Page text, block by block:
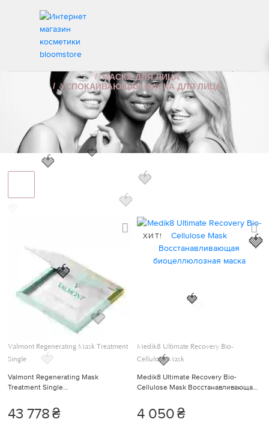
УСПОКАИВАЮЩАЯ МАСКА ДЛЯ ЛИЦА
МАСКА ДЛЯ ЛИЦА
УСПОКАИВАЮЩАЯ МАСКА ДЛЯ ЛИЦА
Valmont Regenerating Mask Treatment
Single
Valmont Regenerating Mask
Treatment Single
маска для лица 5 шт.
43 778₴
ХИТ!
Medik8 Ultimate Recovery Bio-
Cellulose Mask
Medik8 Ultimate Recovery Bio-
Cellulose Mask Восстанавливающая
4 050₴
🍓
🍓
🍓
🍓
🍓
🍓
🍓
🍓
🍓